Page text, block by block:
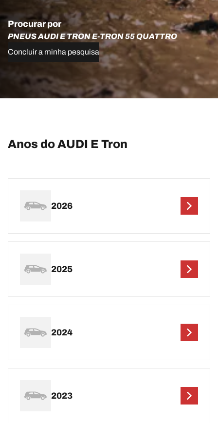
Procurar por
PNEUS AUDI E TRON E-TRON 55 QUATTRO
Concluir a minha pesquisa
Anos do AUDI E Tron
2026
2025
2024
2023